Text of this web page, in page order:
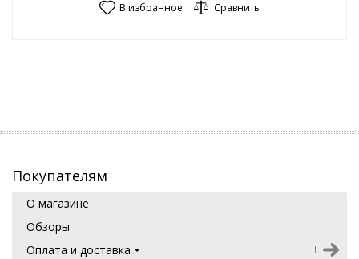
В избранное Сравнить
Покупателям
О магазине
Обзоры
Оплата и доставка